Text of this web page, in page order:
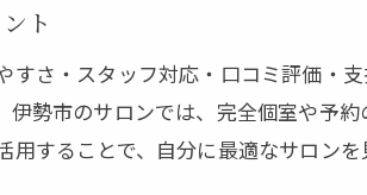
都度払い対応の脱毛が人
都度払い脱毛のメリ
脱毛費用を抑えるため
ト
すさ・スタッフ対応・口コミ評価・
伊勢市のサロンでは、完全個室や予
することで、自分に最適なサロンを